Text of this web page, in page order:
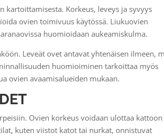
Korkeus, leveys ja syvyys
ovien toimivuus käytössä. Liukuovien
huomioidaan aukeamiskulma.
Leveät ovet antavat yhtenäisen ilmeen,
huomioiminen tarkoittaa myös
ovien avaamisalueiden mukaan.
Ovien korkeus voidaan ulottaa kattoon
kuten viistot katot tai nurkat, onnistuvat